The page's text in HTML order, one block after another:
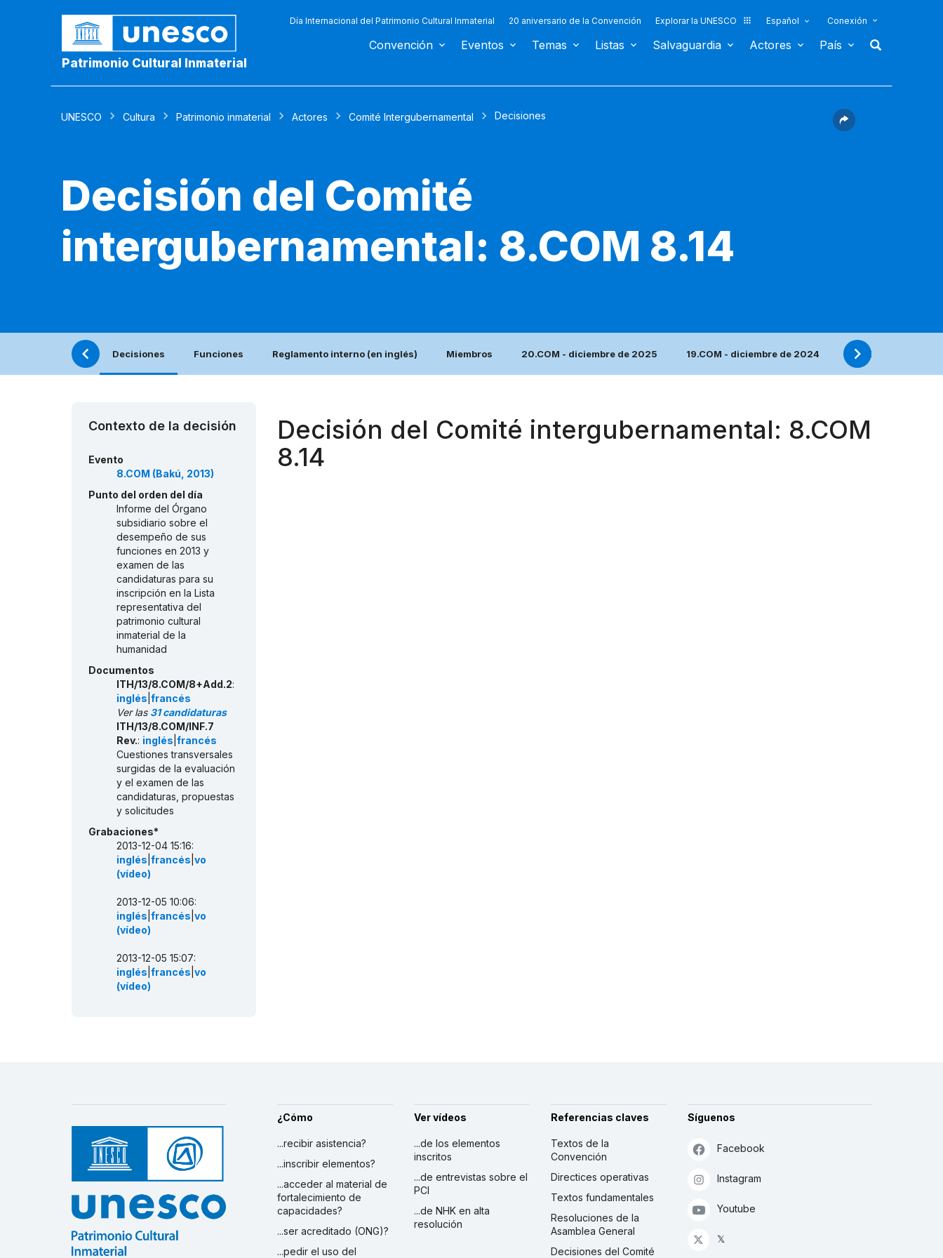
Patrimonio Cultural Inmaterial
Día Internacional del Patrimonio Cultural Inmaterial 20 aniversario de la Convención Explorar la UNESCO Español Conexión
Convención Eventos Temas Listas Salvaguardia Actores País
UNESCO Cultura Patrimonio inmaterial Actores Comité Intergubernamental Decisiones
Decisión del Comité
intergubernamental: 8.COM 8.14
Decisiones Funciones Reglamento interno (en inglés) Miembros 20.COM - diciembre de 2025 19.COM - diciembre de 2024 18.COM -
Contexto de la decisión
Evento
8.COM (Bakú, 2013)
Punto del orden del día
Informe del Órgano
subsidiario sobre el
desempeño de sus
funciones en 2013 y
examen de las
candidaturas para su
inscripción en la Lista
representativa del
patrimonio cultural
inmaterial de la
humanidad
Documentos
ITH/13/8.COM/8+Add.2:
inglés francés
Ver las 31 candidaturas
ITH/13/8.COM/INF.7
Rev.: inglés francés
Cuestiones transversales
surgidas de la evaluación
y el examen de las
candidaturas, propuestas
y solicitudes
Grabaciones*
2013-12-04 15:16:
inglés francés vo
(vídeo)
2013-12-05 10:06:
inglés francés vo
(vídeo)
2013-12-05 15:07:
inglés francés vo
(vídeo)
Decisión del Comité intergubernamental: 8.COM
8.14
¿Cómo
...recibir asistencia?
...inscribir elementos?
...acceder al material de
fortalecimiento de
capacidades?
...ser acreditado (ONG)?
...pedir el uso del
Ver vídeos
...de los elementos
inscritos
...de entrevistas sobre el
PCI
...de NHK en alta
resolución
Referencias claves
Textos de la
Convención
Directices operativas
Textos fundamentales
Resoluciones de la
Asamblea General
Decisiones del Comité
Síguenos
Facebook
Instagram
Youtube
𝕏